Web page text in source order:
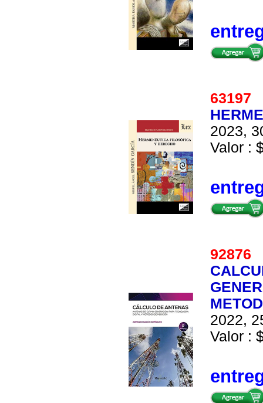
63197
2023,
Valor :
92876
2022,
Valor :